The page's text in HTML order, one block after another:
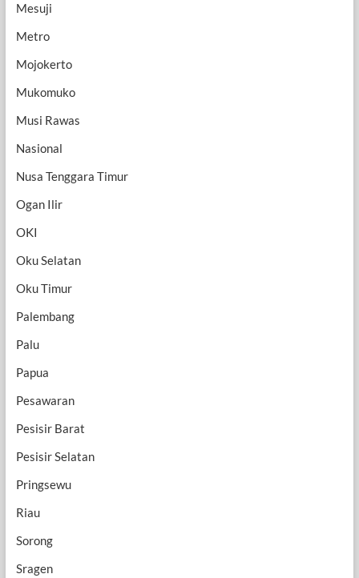
Mesuji
Metro
Mojokerto
Mukomuko
Musi Rawas
Nasional
Nusa Tenggara Timur
Ogan Ilir
OKI
Oku Selatan
Oku Timur
Palembang
Palu
Papua
Pesawaran
Pesisir Barat
Pesisir Selatan
Pringsewu
Riau
Sorong
Sragen